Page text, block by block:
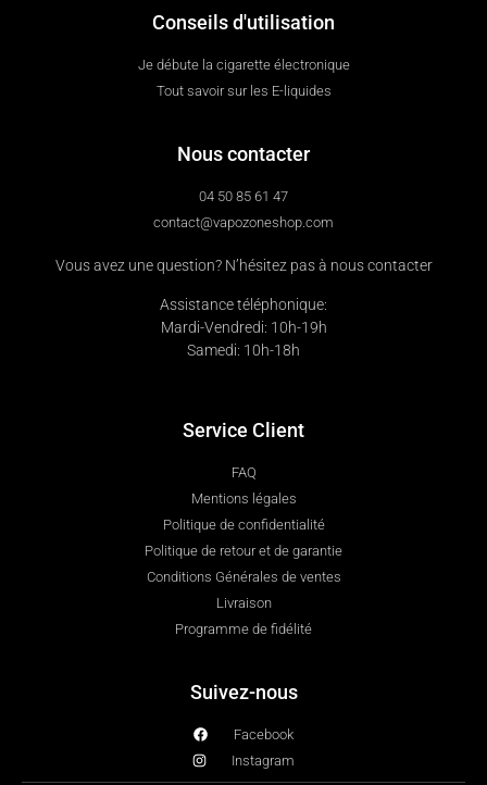
Conseils d'utilisation
Je débute la cigarette électronique
Tout savoir sur les E-liquides
Nous contacter
04 50 85 61 47
contact@vapozoneshop.com
Vous avez une question? N’hésitez pas à nous contacter
Assistance téléphonique:
Mardi-Vendredi: 10h-19h
Samedi: 10h-18h
Service Client
FAQ
Mentions légales
Politique de confidentialité
Politique de retour et de garantie
Conditions Générales de ventes
Livraison
Programme de fidélité
Suivez-nous
Facebook
Instagram